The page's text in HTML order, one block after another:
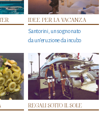
IDEE PER LA VACANZA
Santorini, un sogno nato
da un’eruzione da incubo
REGALI SOTTO IL SOLE